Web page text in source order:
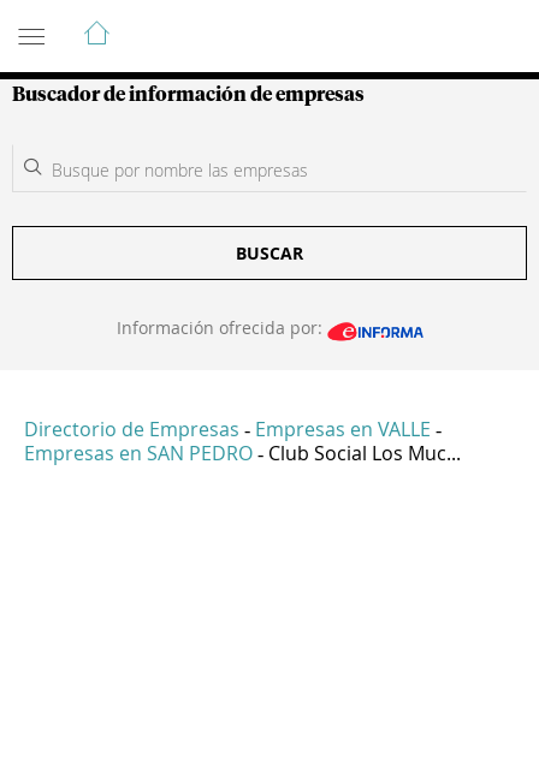
Guía de Empresas Colombianas
Buscador de información de empresas
BUSCAR
Información ofrecida por:
Directorio de Empresas - Empresas en VALLE -
Empresas en SAN PEDRO - Club Social Los Muc...